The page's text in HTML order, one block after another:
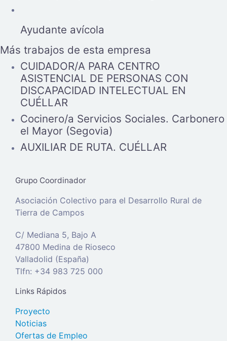
Ayudante avícola
Más trabajos de esta empresa
CUIDADOR/A PARA CENTRO
ASISTENCIAL DE PERSONAS CON
DISCAPACIDAD INTELECTUAL EN
CUÉLLAR
Cocinero/a Servicios Sociales. Carbonero
el Mayor (Segovia)
AUXILIAR DE RUTA. CUÉLLAR
Grupo Coordinador
Asociación Colectivo para el Desarrollo Rural de
Tierra de Campos
C/ Mediana 5, Bajo A
47800 Medina de Rioseco
Valladolid (España)
Tlfn: +34 983 725 000
Links Rápidos
Proyecto
Noticias
Ofertas de Empleo